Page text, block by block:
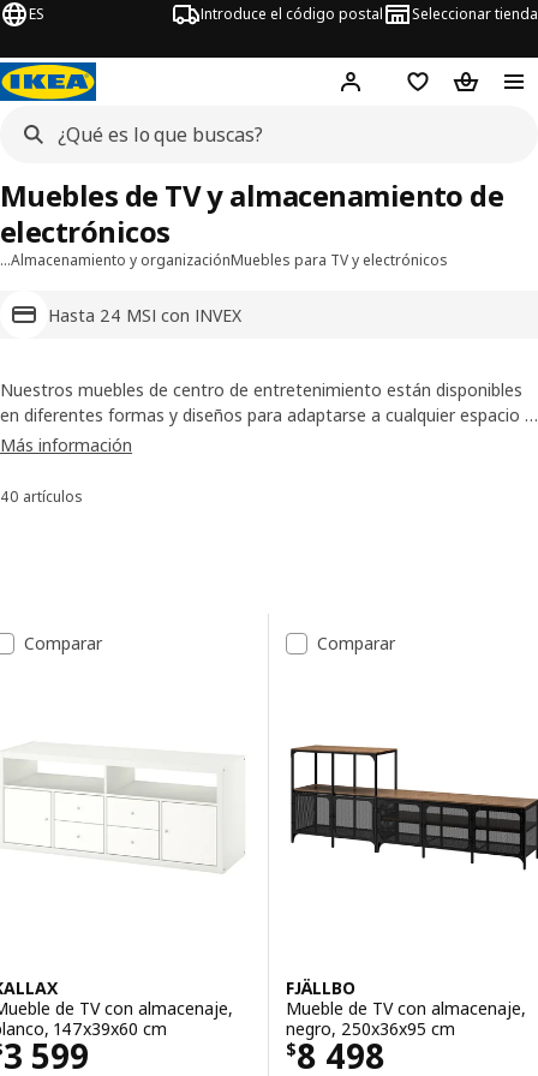
ES Introduce el código postal Seleccionar tienda
Hej! Inicia sesión o
Lista de la
Carrito
…Almacenamiento y organizaciónMuebles para TV y electrónicos
Hasta 24 MSI con INVEX
Muebles de TV y almacenamiento de
electrónicos
Nuestros muebles de centro de entretenimiento están disponibles
en diferentes formas y diseños para adaptarse a cualquier espacio y
a tus necesidades de almacenaje. ¡Conócelos y compra en línea hoy!
Más información
Ordenar y filtrar
40 artículos
Lista de resultados
Comparar
de TV con almacenaje,
147x39x60 cm
3 599$ 3599
Comparar
FJÄLLBO
Mueble de TV con almacenaje,
negro, 250x36x95 cm
$8 498
Precio $ 8498